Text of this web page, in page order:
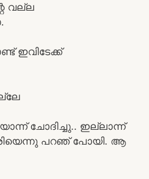
വല്ല
ഇവിടേക്ക്
ചോദിച്ചു.. ഇല്ലാന്ന്
പറഞ് പോയി. ആ